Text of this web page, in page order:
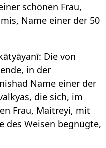
schönen Frau,
Name einer der 50
kātyāyanī: Die von
in der
Name einer der
die sich, im
Frau, Maitreyi, mit
des Weisen begnügte,